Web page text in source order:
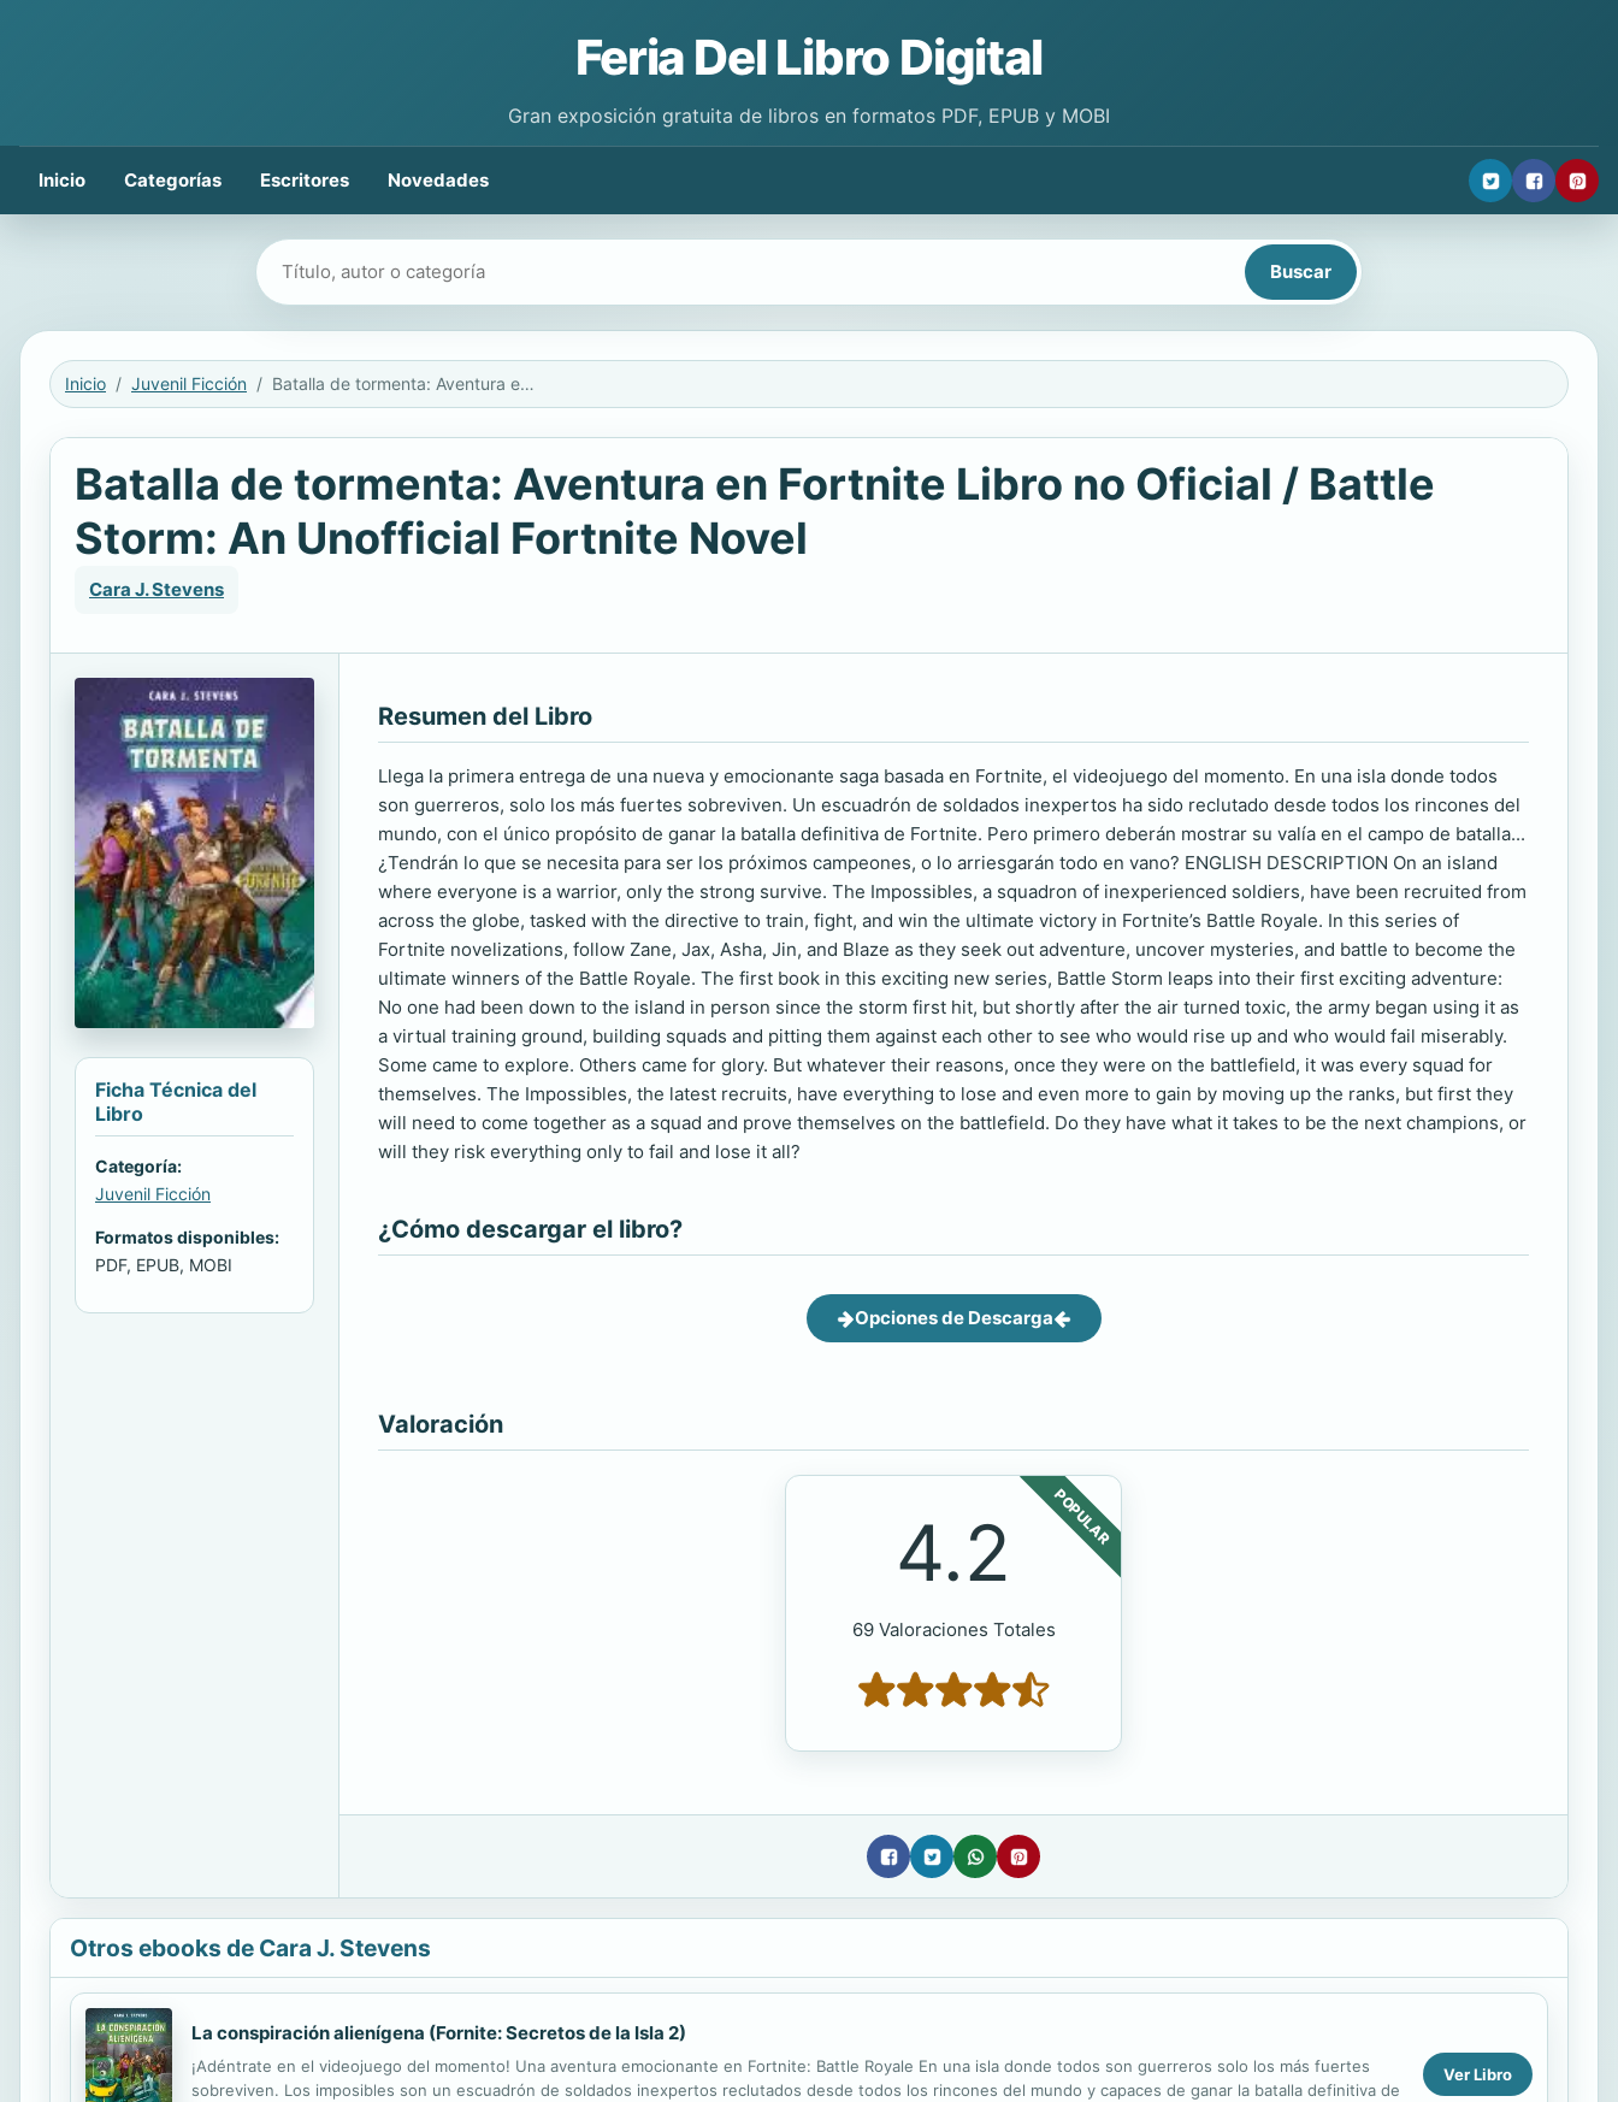
Feria Del Libro Digital
Gran exposición gratuita de libros en formatos PDF, EPUB y MOBI
Inicio Categorías Escritores Novedades
Buscar libros
Inicio Juvenil Ficción Batalla de tormenta: Aventura en Fortnite Libro no Oficial / Battle Storm: An Unofficial Fortnite Novel
Batalla de tormenta: Aventura en Fortnite Libro no Oficial / Battle
Storm: An Unofficial Fortnite Novel
Cara J. Stevens
Ficha Técnica del
Libro
Categoría:
Juvenil Ficción
Formatos disponibles:
PDF, EPUB, MOBI
Resumen del Libro
Llega la primera entrega de una nueva y emocionante saga basada en Fortnite, el videojuego del momento. En una isla donde todos
son guerreros, solo los más fuertes sobreviven. Un escuadrón de soldados inexpertos ha sido reclutado desde todos los rincones del
mundo, con el único propósito de ganar la batalla definitiva de Fortnite. Pero primero deberán mostrar su valía en el campo de batalla...
¿Tendrán lo que se necesita para ser los próximos campeones, o lo arriesgarán todo en vano? ENGLISH DESCRIPTION On an island
where everyone is a warrior, only the strong survive. The Impossibles, a squadron of inexperienced soldiers, have been recruited from
across the globe, tasked with the directive to train, fight, and win the ultimate victory in Fortnite’s Battle Royale. In this series of
Fortnite novelizations, follow Zane, Jax, Asha, Jin, and Blaze as they seek out adventure, uncover mysteries, and battle to become the
ultimate winners of the Battle Royale. The first book in this exciting new series, Battle Storm leaps into their first exciting adventure:
No one had been down to the island in person since the storm first hit, but shortly after the air turned toxic, the army began using it as
a virtual training ground, building squads and pitting them against each other to see who would rise up and who would fail miserably.
Some came to explore. Others came for glory. But whatever their reasons, once they were on the battlefield, it was every squad for
themselves. The Impossibles, the latest recruits, have everything to lose and even more to gain by moving up the ranks, but first they
will need to come together as a squad and prove themselves on the battlefield. Do they have what it takes to be the next champions, or
will they risk everything only to fail and lose it all?
¿Cómo descargar el libro?
Opciones de Descarga
Valoración
POPULAR
4.2
69 Valoraciones Totales
Otros ebooks de Cara J. Stevens
La conspiración alienígena (Fornite: Secretos de la Isla 2)
¡Adéntrate en el videojuego del momento! Una aventura emocionante en Fortnite: Battle Royale En una isla donde todos son guerreros solo los más fuertes
sobreviven. Los imposibles son un escuadrón de soldados inexpertos reclutados desde todos los rincones del mundo y capaces de ganar la batalla definitiva de
Ver Libro